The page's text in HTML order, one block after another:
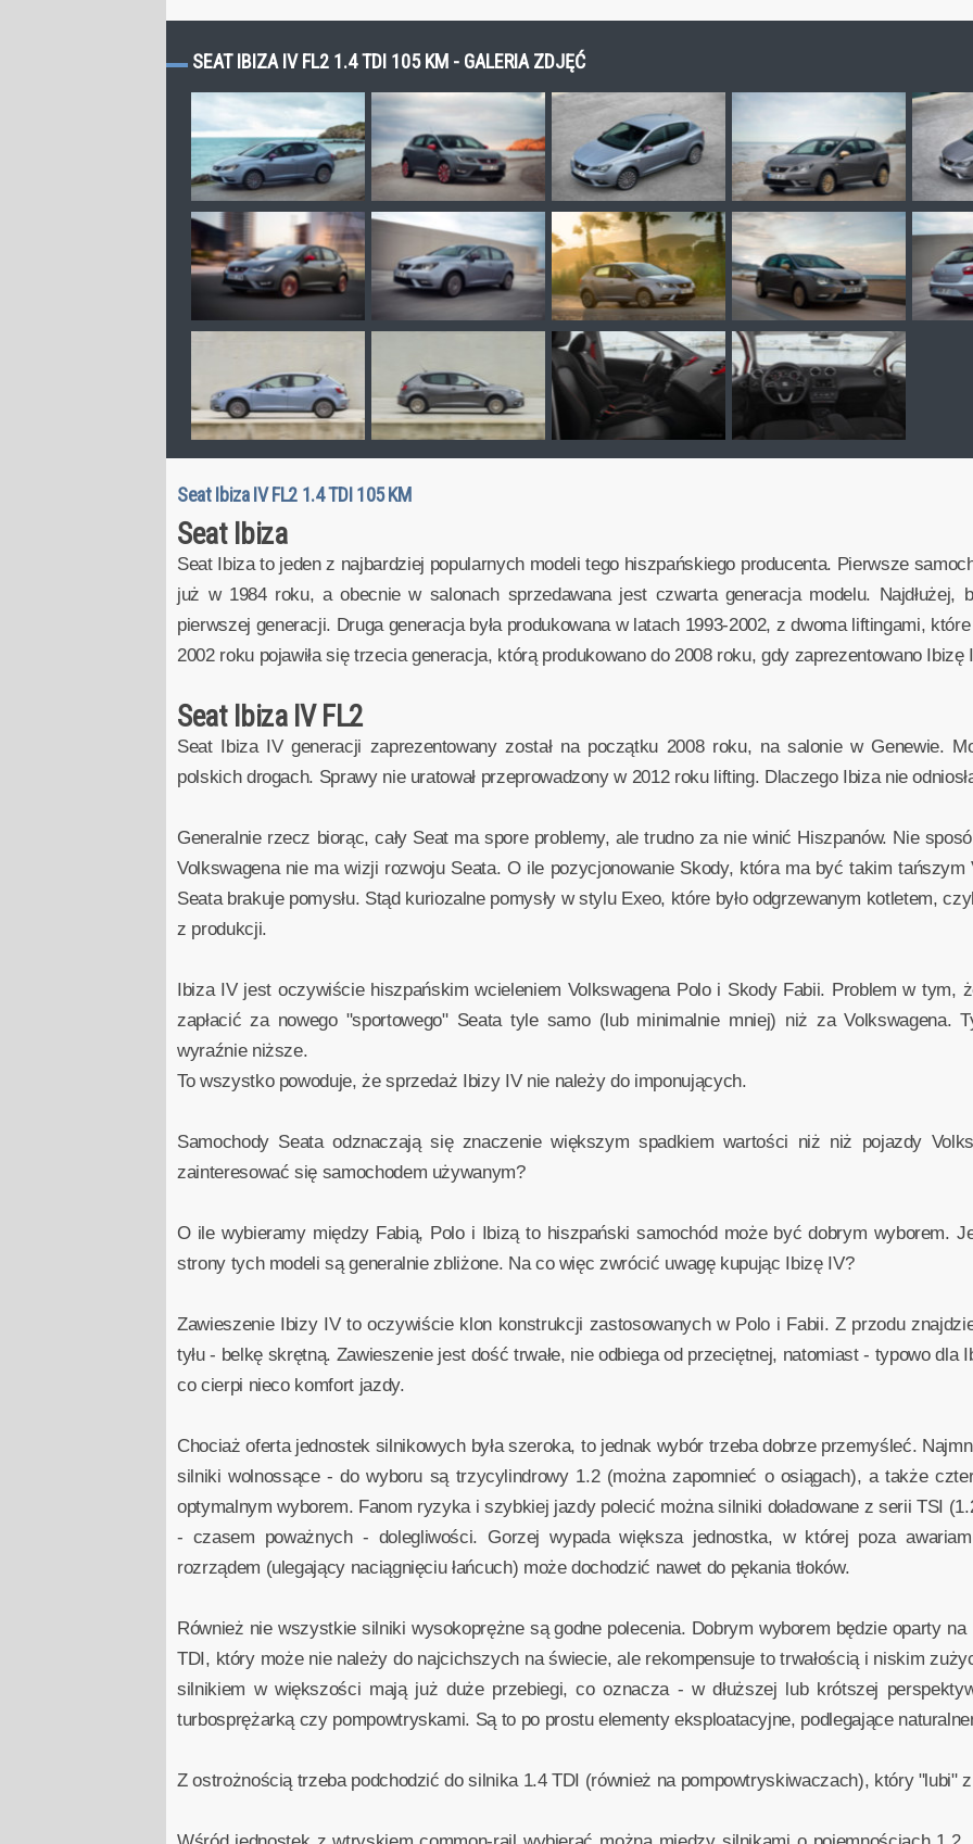
SEAT IBIZA IV FL2 1.4 TDI 105 KM - GALERIA ZDJĘĆ
Seat Ibiza IV FL2 1.4 TDI 105 KM
Seat Ibiza
Seat Ibiza to jeden z najbardziej popularnych modeli tego hiszpańskiego producenta. Pierwsze
już w 1984 roku, a obecnie w salonach sprzedawana jest czwarta generacja modelu. Najdłużej,
pierwszej generacji. Druga generacja była produkowana w latach 1993-2002, z dwoma liftingami,
2002 roku pojawiła się trzecia generacja, którą produkowano do 2008 roku, gdy zaprezentowano Ibizę
Seat Ibiza IV FL2
Seat Ibiza IV generacji zaprezentowany został na początku 2008 roku, na salonie w Genewie.
polskich drogach. Sprawy nie uratował przeprowadzony w 2012 roku lifting. Dlaczego Ibiza nie
Generalnie rzecz biorąc, cały Seat ma spore problemy, ale trudno za nie winić Hiszpanów. Nie
Volkswagena nie ma wizji rozwoju Seata. O ile pozycjonowanie Skody, która ma być takim
Seata brakuje pomysłu. Stąd kuriozalne pomysły w stylu Exeo, które było odgrzewanym kotletem,
z produkcji.
Ibiza IV jest oczywiście hiszpańskim wcieleniem Volkswagena Polo i Skody Fabii. Problem w tym,
zapłacić za nowego "sportowego" Seata tyle samo (lub minimalnie mniej) niż za Volkswagena.
wyraźnie niższe.
To wszystko powoduje, że sprzedaż Ibizy IV nie należy do imponujących.
Samochody Seata odznaczają się znaczenie większym spadkiem wartości niż niż pojazdy
zainteresować się samochodem używanym?
O ile wybieramy między Fabią, Polo i Ibizą to hiszpański samochód może być dobrym wyborem.
strony tych modeli są generalnie zbliżone. Na co więc zwrócić uwagę kupując Ibizę IV?
Zawieszenie Ibizy IV to oczywiście klon konstrukcji zastosowanych w Polo i Fabii. Z przodu
tyłu - belkę skrętną. Zawieszenie jest dość trwałe, nie odbiega od przeciętnej, natomiast - typowo
co cierpi nieco komfort jazdy.
Chociaż oferta jednostek silnikowych była szeroka, to jednak wybór trzeba dobrze przemyśleć.
silniki wolnossące - do wyboru są trzycylindrowy 1.2 (można zapomnieć o osiągach), a także
optymalnym wyborem. Fanom ryzyka i szybkiej jazdy polecić można silniki doładowane z serii TSI
- czasem poważnych - dolegliwości. Gorzej wypada większa jednostka, w której poza
rozrządem (ulegający naciągnięciu łańcuch) może dochodzić nawet do pękania tłoków.
Również nie wszystkie silniki wysokoprężne są godne polecenia. Dobrym wyborem będzie oparty
TDI, który może nie należy do najcichszych na świecie, ale rekompensuje to trwałością i niskim
silnikiem w większości mają już duże przebiegi, co oznacza - w dłuższej lub krótszej
turbosprężarką czy pompowtryskami. Są to po prostu elementy eksploatacyjne, podlegające
Z ostrożnością trzeba podchodzić do silnika 1.4 TDI (również na pompowtryskiwaczach), który "lubi"